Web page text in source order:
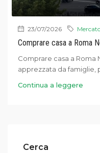
23/07/2026
Comprare casa a Roma
Comprare casa a Roma
apprezzata da famiglie,
Continua a leggere
Cerca